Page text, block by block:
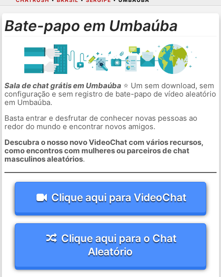
Bate-papo em Umbaúba
Sala de chat grátis em Umbaúba ⭐ Um sem download, sem
configuração e sem registro de bate-papo de vídeo aleatório
em Umbaúba.
Basta entrar e desfrutar de conhecer novas pessoas ao
redor do mundo e encontrar novos amigos.
Descubra o nosso novo VideoChat com vários recursos,
como encontros com mulheres ou parceiros de chat
masculinos aleatórios.
Clique aqui para VideoChat
Clique aqui para o Chat
Aleatório